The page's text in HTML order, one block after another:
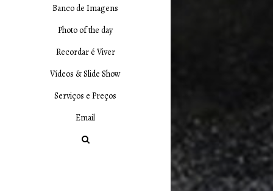
Banco de Imagens
Photo of the day
Recordar é Viver
Vídeos & Slide Show
Serviços e Preços
Email